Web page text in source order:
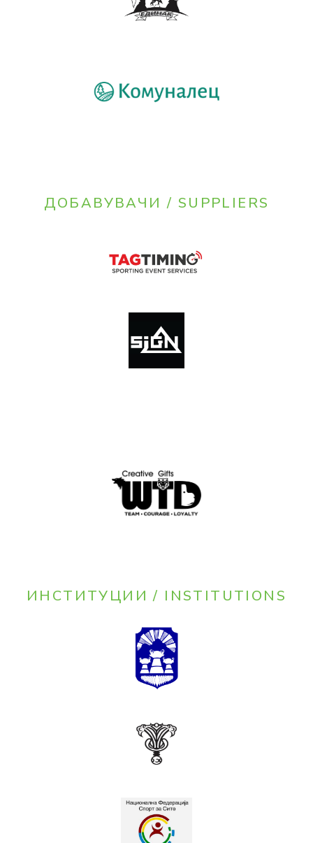
ДОБАВУВАЧИ / SUPPLIERS
ИНСТИТУЦИИ / INSTITUTIONS